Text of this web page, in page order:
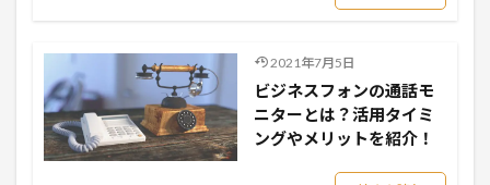
2021年7月5日
ビジネスフォンの通話モ
ニターとは？活用タイミ
ングやメリットを紹介！